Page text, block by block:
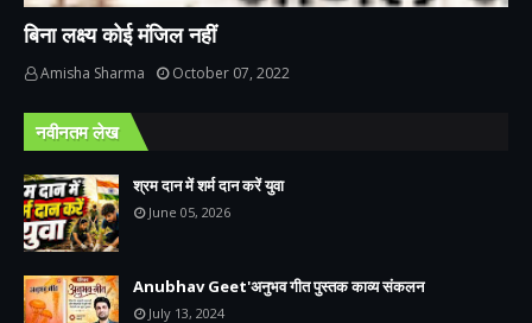
बिना लक्ष्य कोई मंजिल नहीं
Amisha Sharma October 07, 2022
नवीनतम लेख
श्रम दान में शर्म दान करें युवा
June 05, 2026
Anubhav Geet'अनुभव गीत पुस्तक काव्य संकलन
July 13, 2024